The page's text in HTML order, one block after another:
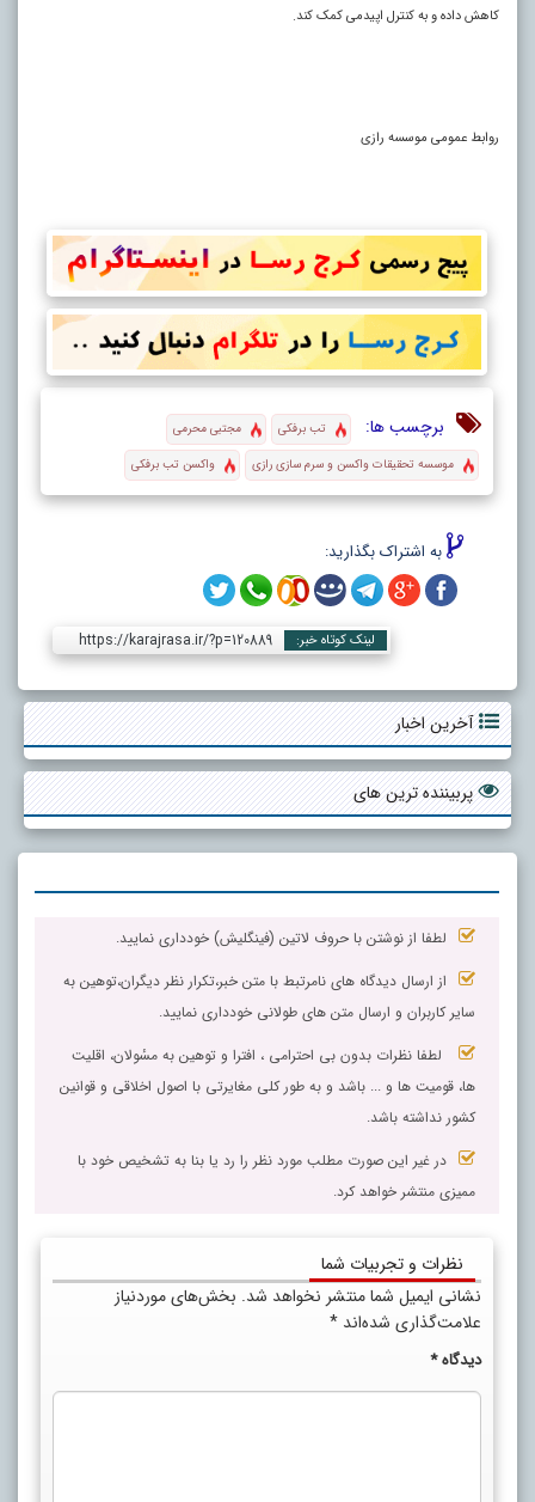
کاهش داده و به کنترل اپیدمی کمک کند.
روابط عمومی موسسه رازی
برچسب ها: تب برفکی
مجتبی محرمی
موسسه تحقیقات واکسن و سرم سازی رازی
واکسن تب برفکی
به اشتراک بگذارید:
لینک کوتاه خبر: https://karajrasa.ir/?p=120889
آخرین اخبار
پربیننده ترین های
لطفا از نوشتن با حروف لاتین (فینگلیش) خودداری نمایید.
از ارسال دیدگاه های نامرتبط با متن خبر،تکرار نظر دیگران،توهین به
سایر کاربران و ارسال متن های طولانی خودداری نمایید.
لطفا نظرات بدون بی احترامی ، افترا و توهین به مسٔولان، اقلیت
ها، قومیت ها و ... باشد و به طور کلی مغایرتی با اصول اخلاقی و قوانین
کشور نداشته باشد.
در غیر این صورت مطلب مورد نظر را رد یا بنا به تشخیص خود با
ممیزی منتشر خواهد کرد.
نظرات و تجربیات شما
نشانی ایمیل شما منتشر نخواهد شد. بخش‌های موردنیاز
علامت‌گذاری شده‌اند *
دیدگاه*